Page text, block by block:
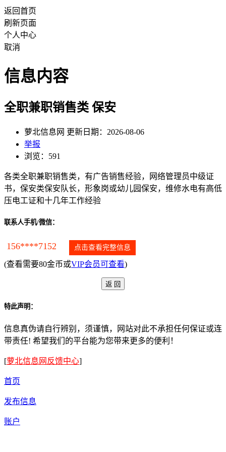
返回首页
刷新页面
个人中心
取消
信息内容
全职兼职销售类 保安
萝北信息网 更新日期：2026-08-06
举报
浏览：591
各类全职兼职销售类，有广告销售经验，网络管理员中级证
书，保安类保安队长，形象岗或幼儿园保安，维修水电有高低
压电工证和十几年工作经验
联系人手机/微信：
156****7152 点击查看完整信息
(查看需要80金币或VIP会员可查看)
特此声明：
信息真伪请自行辨别，须谨慎，网站对此不承担任何保证或连
带责任! 希望我们的平台能为您带来更多的便利！
[萝北信息网反馈中心]
首页
发布信息
账户